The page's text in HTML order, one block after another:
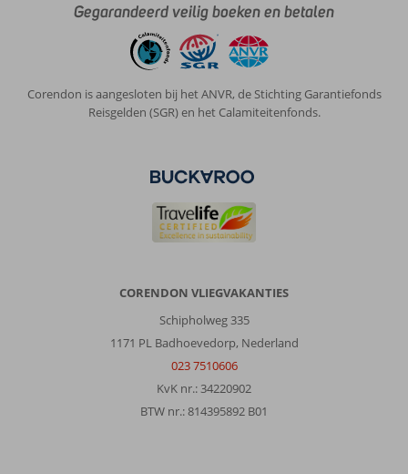
Gegarandeerd veilig boeken en betalen
Corendon is aangesloten bij het ANVR, de Stichting Garantiefonds
Reisgelden (SGR) en het Calamiteitenfonds.
CORENDON VLIEGVAKANTIES
Schipholweg 335
1171 PL Badhoevedorp, Nederland
023 7510606
KvK nr.: 34220902
BTW nr.: 814395892 B01